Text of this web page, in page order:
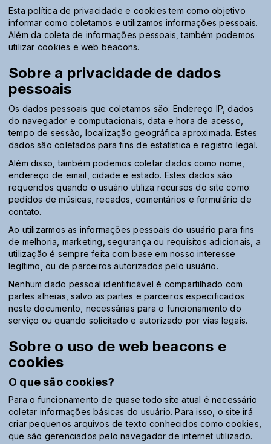
Esta política de privacidade e cookies tem como objetivo
informar como coletamos e utilizamos informações pessoais.
Além da coleta de informações pessoais, também podemos
utilizar cookies e web beacons.
Sobre a privacidade de dados
pessoais
Os dados pessoais que coletamos são: Endereço IP, dados
do navegador e computacionais, data e hora de acesso,
tempo de sessão, localização geográfica aproximada. Estes
dados são coletados para fins de estatística e registro legal.
Além disso, também podemos coletar dados como nome,
endereço de email, cidade e estado. Estes dados são
requeridos quando o usuário utiliza recursos do site como:
pedidos de músicas, recados, comentários e formulário de
contato.
Ao utilizarmos as informações pessoais do usuário para fins
de melhoria, marketing, segurança ou requisitos adicionais, a
utilização é sempre feita com base em nosso interesse
legítimo, ou de parceiros autorizados pelo usuário.
Nenhum dado pessoal identificável é compartilhado com
partes alheias, salvo as partes e parceiros especificados
neste documento, necessárias para o funcionamento do
serviço ou quando solicitado e autorizado por vias legais.
Sobre o uso de web beacons e
cookies
O que são cookies?
Para o funcionamento de quase todo site atual é necessário
coletar informações básicas do usuário. Para isso, o site irá
criar pequenos arquivos de texto conhecidos como cookies,
que são gerenciados pelo navegador de internet utilizado.